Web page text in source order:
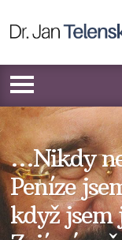
…Nikdy
Peníze
když